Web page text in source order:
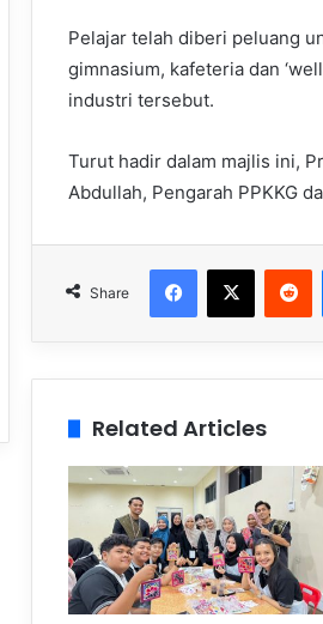
Pelajar telah diberi peluang
gimnasium, kafeteria dan
industri tersebut.
Turut hadir dalam majlis ini,
Abdullah, Pengarah PPKKG
Share
Related Articles